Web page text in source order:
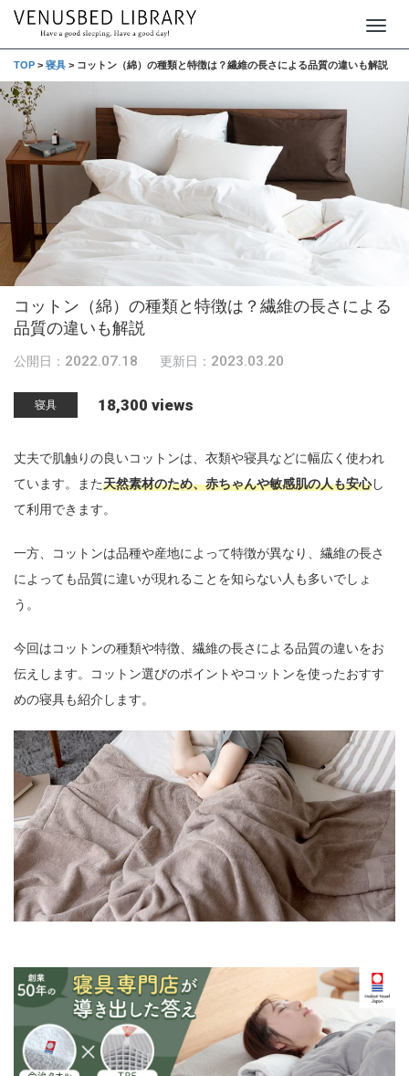
o
TOP > 寝具 > コットン（綿）の種類と特徴は？繊維の長さによる品質の違いも解説
コットン（綿）の種類と特徴は？繊維の長さによる
品質の違いも解説
公開日： 2022.07.18 更新日： 2023.03.20
寝具 18,300 views
丈夫で肌触りの良いコットンは、衣類や寝具などに幅広く使われ
ています。また天然素材のため、赤ちゃんや敏感肌の人も安心し
て利用できます。
一方、コットンは品種や産地によって特徴が異なり、繊維の長さ
によっても品質に違いが現れることを知らない人も多いでしょ
う。
今回はコットンの種類や特徴、繊維の長さによる品質の違いをお
伝えします。コットン選びのポイントやコットンを使ったおすす
めの寝具も紹介します。